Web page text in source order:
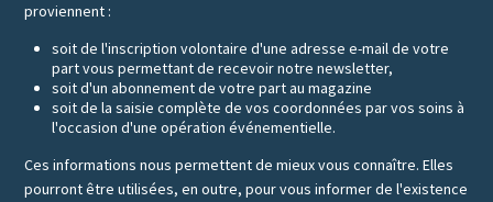
proviennent :
soit de l'inscription volontaire d'une adresse e-mail de votre
part vous permettant de recevoir notre newsletter,
soit d'un abonnement de votre part au magazine
soit de la saisie complète de vos coordonnées par vos soins à
l'occasion d'une opération événementielle.
Ces informations nous permettent de mieux vous connaître. Elles
pourront être utilisées, en outre, pour vous informer de l'existence